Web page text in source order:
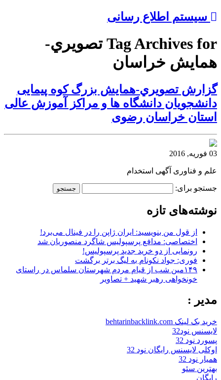
سیستم اطلاع رسانی
Tag Archives for تصويري-
همایش خراسان
گزارش تصويري-همایش بزرگ کوه پیمایی
دانشجویان دانشگاه ها و مراکز آموزش عالی
استان خراسان رضوی
03 فوریه, 2016
علم و فناوری آگهی استخدام
جستجو برای:
نوشته‌های تازه
از قول من بنویسید: ایران ژاپن را در فینال می‌برد!
اختصاصی: مدافع پرسپولیس شاگرد منصوریان شد
رونمایی از دو خرید جدید پرسپولیس!
فوری: جواد نکونام به لیگ برتر برگشت
۱۴۹مین شب از قیام مردم شهرستان سلماس در راستای
خونخواهی رهبر شهید + تصاویر
مدیر :
خرید بک لینک behtarinbacklink.com
لایسنس نود32
پسورد نود 32
اوکلی لایسنس رایگان نود 32
همیار نود 32
بهترین سئو
رایگان